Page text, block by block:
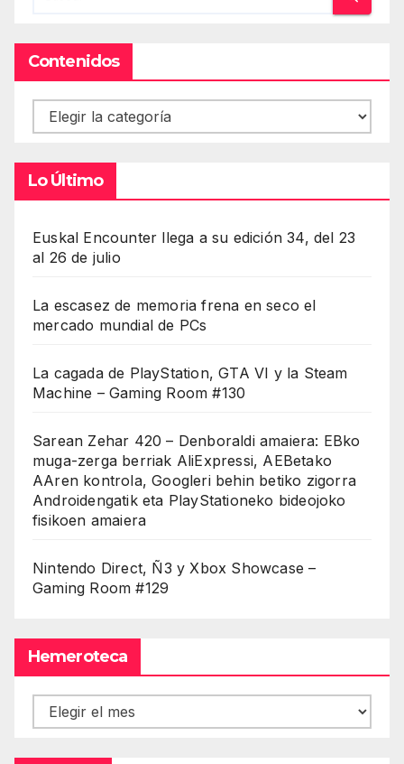
Contenidos
Contenidos
Lo Último
Euskal Encounter llega a su edición 34, del 23
al 26 de julio
La escasez de memoria frena en seco el
mercado mundial de PCs
La cagada de PlayStation, GTA VI y la Steam
Machine – Gaming Room #130
Sarean Zehar 420 – Denboraldi amaiera: EBko
muga-zerga berriak AliExpressi, AEBetako
AAren kontrola, Googleri behin betiko zigorra
Androidengatik eta PlayStationeko bideojoko
fisikoen amaiera
Nintendo Direct, Ñ3 y Xbox Showcase –
Gaming Room #129
Hemeroteca
Hemeroteca